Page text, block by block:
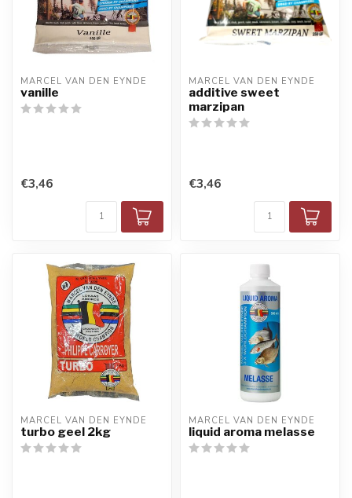
MARCEL VAN DEN EYNDE
vanille
€3,46
MARCEL VAN DEN EYNDE
additive sweet
marzipan
€3,46
MARCEL VAN DEN EYNDE
turbo geel 2kg
MARCEL VAN DEN EYNDE
liquid aroma melasse